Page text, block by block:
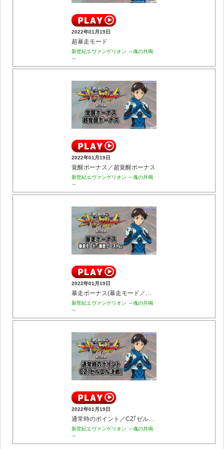
2022年01月19日
超暴走モード
新世紀エヴァンゲリオン ～魂の共鳴
～
2022年01月19日
覚醒ボーナス／超覚醒ボーナス
新世紀エヴァンゲリオン ～魂の共鳴
～
2022年01月19日
暴走ボーナス(暴走モード／暴走ブーストなど)
新世紀エヴァンゲリオン ～魂の共鳴
～
2022年01月19日
通常時のポイント／CZ｢ゼルエル決戦｣
新世紀エヴァンゲリオン ～魂の共鳴
～